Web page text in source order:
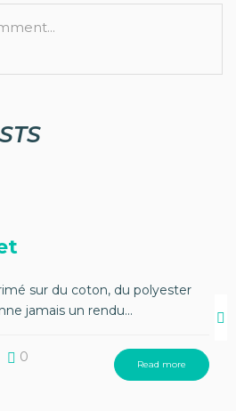
sur du coton, du polyester
jamais un rendu...
0 Read more